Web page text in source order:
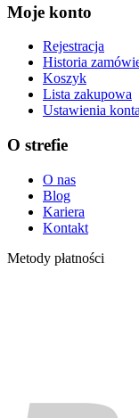
Moje konto
Rejestracja
Historia
Koszyk
Lista zakupowa
Ustawienia konta
O strefie
O nas
Blog
Kariera
Kontakt
Metody płatności